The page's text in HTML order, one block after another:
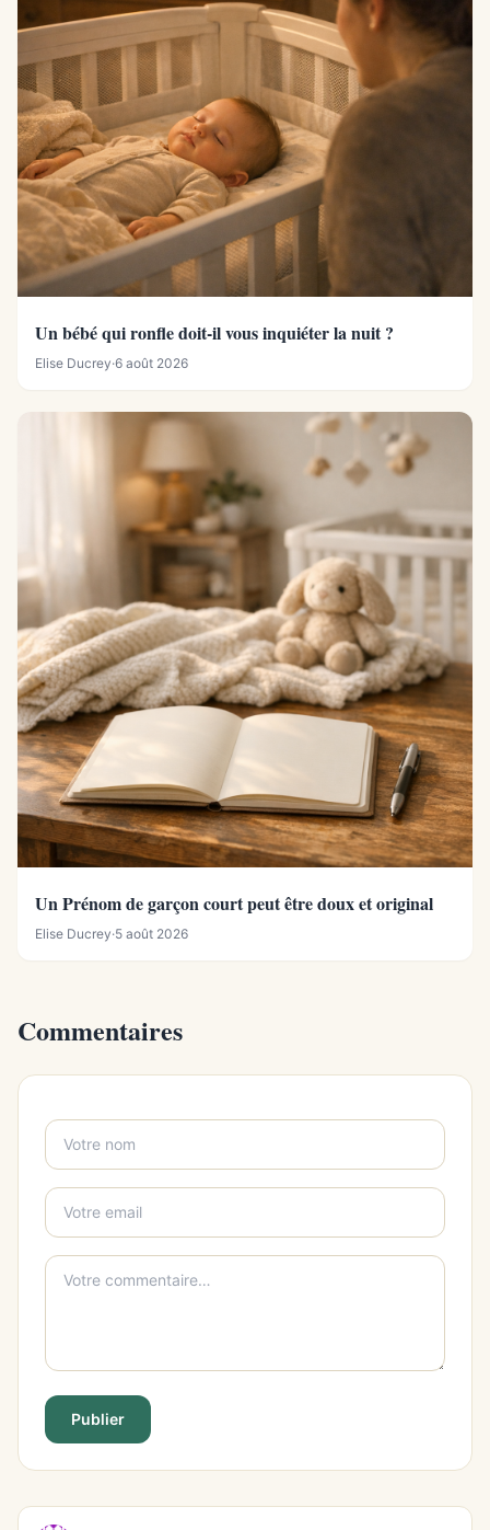
Un bébé qui ronfle doit-il vous inquiéter la nuit ?
Elise Ducrey·6 août 2026
Un Prénom de garçon court peut être doux et original
Elise Ducrey·5 août 2026
Commentaires
Publier